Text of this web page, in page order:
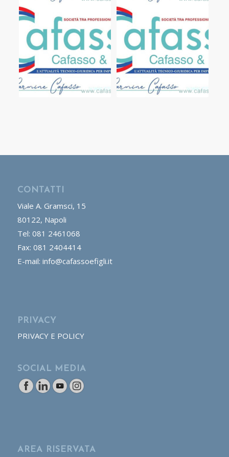
CONTATTI
Viale A. Gramsci, 15
80122, Napoli
Tel: 081 2461068
Fax: 081 2404414
E-mail: info@cafassoefigli.it
PRIVACY
PRIVACY E POLICY
SOCIAL MEDIA
AREA RISERVATA